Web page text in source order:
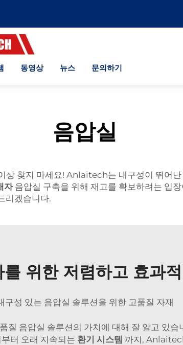
동영상 뉴스 문의하기
음압실
상 찾지 마세요! Anlaitech는 내구성이 뛰어
자 음압실 구축을 위해 재고를 확보하려는 입
리겠습니다.
위한 저렴하고 효과
구성 있는 음압실 솔루션을 위한 고품질 자재
음압실 솔루션의 가치에 대해 잘 알고 있
터 오래 지속되는 환기 시스템 까지,